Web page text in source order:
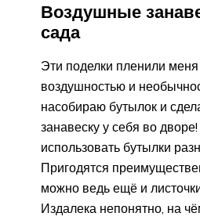
Воздушные
сада
Эти поделки пленили
воздушностью и
насобираю бутылок и
занавеску у себя во
использовать бутылки
Пригодятся
можно ведь ещё и
Издалека непонятно, на